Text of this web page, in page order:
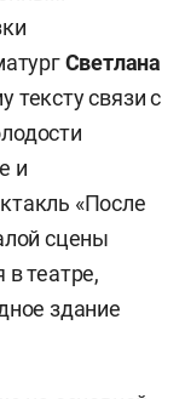
Светлана
тексту связи с
и
«После
сцены
театре,
здание